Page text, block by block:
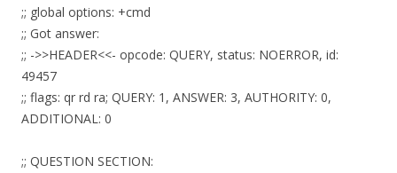
;; global options: +cmd
;; Got answer:
;; ->>HEADER<<- opcode: QUERY, status: NOERROR, id:
49457
;; flags: qr rd ra; QUERY: 1, ANSWER: 3, AUTHORITY: 0,
ADDITIONAL: 0
;; QUESTION SECTION: